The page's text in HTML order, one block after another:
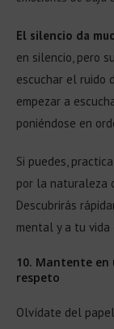
El silencio da
en silencio, pero
escuchar el ruido
empezar a
poniéndose en
Si puedes,
por la naturaleza
Descubrirás
mental y a tu vida
10. Mantente
respeto
Olvídate del